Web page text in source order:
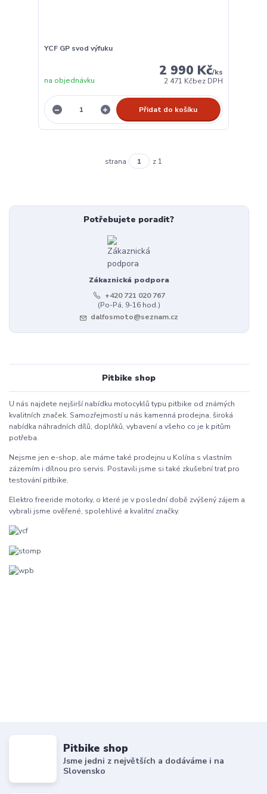
YCF GP svod výfuku
2 990 Kč/ks
2 471 Kčbez DPH
na objednávku
Přidat do košíku
strana z 1
Potřebujete poradit?
Zákaznická podpora
+420 721 020 767
(Po-Pá, 9-16 hod.)
dalfosmoto@seznam.cz
Pitbike shop
U nás najdete nejširší nabídku motocyklů typu pitbike od známých
kvalitních značek. Samozřejmostí u nás kamenná prodejna, široká
nabídka náhradních dílů, doplňků, vybavení a všeho co je k pitům
potřeba.
Nejsme jen e-shop, ale máme také prodejnu u Kolína s vlastním
zázemím i dílnou pro servis. Postavili jsme si také zkušební trať pro
testování pitbike.
Elektro freeride motorky, o které je v poslední době zvýšený zájem a
vybrali jsme ověřené, spolehlivé a kvalitní značky.
Pitbike shop
Jsme jedni z největších a dodáváme i na
Slovensko